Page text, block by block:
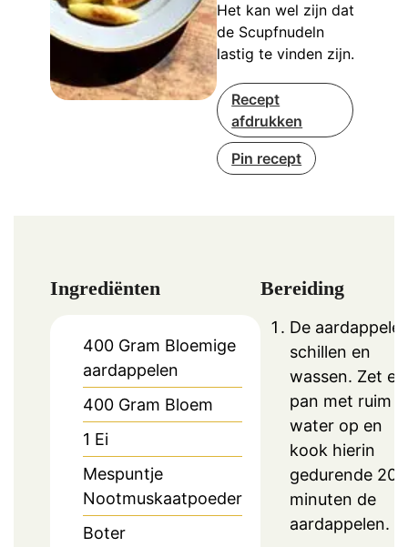
Het kan wel zijn dat
de Scupfnudeln
lastig te vinden zijn.
Recept
afdrukken
Pin recept
Ingrediënten
400 Gram Bloemige
aardappelen
400 Gram Bloem
1 Ei
Mespuntje
Nootmuskaatpoeder
Boter
Bereiding
De
schillen en
wassen. Zet
pan met ruim
water op en
kook hierin
gedurende 20
minuten de
aardappelen.